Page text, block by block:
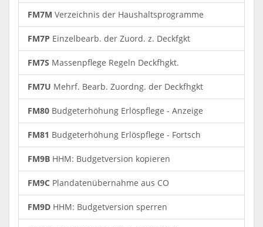
FM7M Verzeichnis der Haushaltsprogramme
FM7P Einzelbearb. der Zuord. z. Deckfgkt
FM7S Massenpflege Regeln Deckfhgkt.
FM7U Mehrf. Bearb. Zuordng. der Deckfhgkt
FM80 Budgeterhöhung Erlöspflege - Anzeige
FM81 Budgeterhöhung Erlöspflege - Fortsch
FM9B HHM: Budgetversion kopieren
FM9C Plandatenübernahme aus CO
FM9D HHM: Budgetversion sperren